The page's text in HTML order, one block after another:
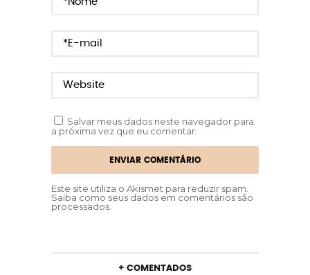
Salvar meus dados neste navegador para
a próxima vez que eu comentar.
Este site utiliza o Akismet para reduzir spam.
Saiba como seus dados em comentários são
processados
+ COMENTADOS